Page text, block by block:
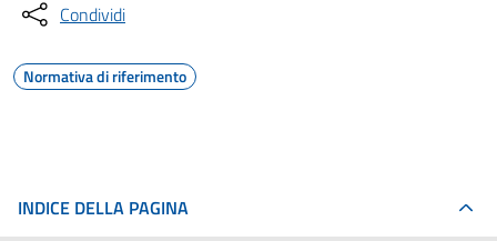
Condividi
Normativa di riferimento
INDICE DELLA PAGINA